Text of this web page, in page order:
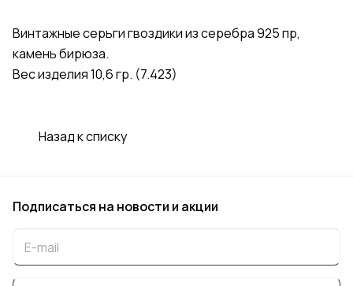
Винтажные серьги гвоздики из серебра 925 пр,
камень бирюза.
Вес изделия 10,6 гр. (7.423)
Назад к списку
Подписаться на новости и акции